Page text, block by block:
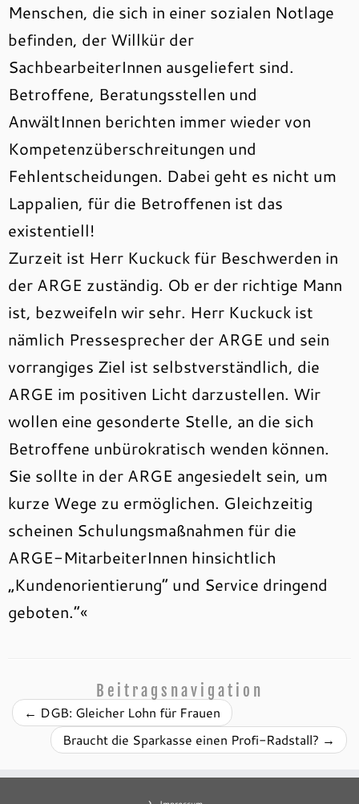
Menschen, die sich in einer sozialen Notlage
befinden, der Willkür der
SachbearbeiterInnen ausgeliefert sind.
Betroffene, Beratungsstellen und
AnwältInnen berichten immer wieder von
Kompetenzüberschreitungen und
Fehlentscheidungen. Dabei geht es nicht um
Lappalien, für die Betroffenen ist das
existentiell!
Zurzeit ist Herr Kuckuck für Beschwerden in
der ARGE zuständig. Ob er der richtige Mann
ist, bezweifeln wir sehr. Herr Kuckuck ist
nämlich Pressesprecher der ARGE und sein
vorrangiges Ziel ist selbstverständlich, die
ARGE im positiven Licht darzustellen. Wir
wollen eine gesonderte Stelle, an die sich
Betroffene unbürokratisch wenden können.
Sie sollte in der ARGE angesiedelt sein, um
kurze Wege zu ermöglichen. Gleichzeitig
scheinen Schulungsmaßnahmen für die
ARGE-MitarbeiterInnen hinsichtlich
„Kundenorientierung“ und Service dringend
geboten.“«
Beitragsnavigation
← DGB: Gleicher Lohn für Frauen
Braucht die Sparkasse einen Profi-Radstall? →